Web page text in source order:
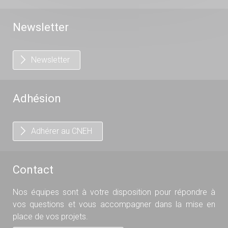
Newsletter
Newsletter
Adhésion
Adhérer au CNEH
Contact
Nos équipes sont à votre disposition pour répondre à
vos questions et vous accompagner dans la mise en
place de vos projets.